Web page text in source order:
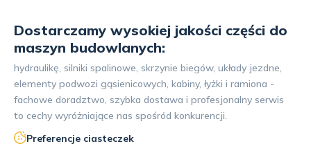
Dostarczamy wysokiej jakości części do
maszyn budowlanych:
hydraulikę, silniki spalinowe, skrzynie biegów, układy jezdne,
elementy podwozi gąsienicowych, kabiny, łyżki i ramiona -
fachowe doradztwo, szybka dostawa i profesjonalny serwis
to cechy wyróżniające nas spośród konkurencji.
Preferencje ciasteczek